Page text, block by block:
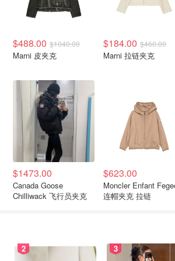
$488.00 $1040.00
Marni 皮夹克
$184.00 $460.00
Marni 拉链夹克
$1473.00
Canada Goose
Chilliwack 飞行员夹克
$623.00
Moncler Enfant
连帽夹克 拉链
2 3